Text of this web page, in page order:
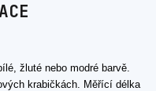
žluté nebo modré barvě.
krabičkách. Měřící délka